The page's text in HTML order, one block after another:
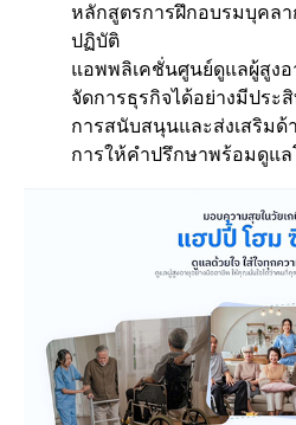
หลักสูตรการฝึกอบรมบุคล
ปฏิบัติ
แอพพลิเคชั่นศูนย์ดูแลผู้สูงอ
จัดการธุรกิจได้อย่างมีประ
การสนับสนุนและส่งเสริมด้
การให้คำปรึกษาพร้อมดูแ